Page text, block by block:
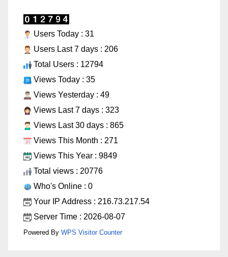
Users Today : 31
Users Last 7 days : 206
Total Users : 12794
Views Today : 35
Views Yesterday : 49
Views Last 7 days : 323
Views Last 30 days : 865
Views This Month : 271
Views This Year : 9849
Total views : 20776
Who's Online : 0
Your IP Address : 216.73.217.54
Server Time : 2026-08-07
Powered By WPS Visitor Counter